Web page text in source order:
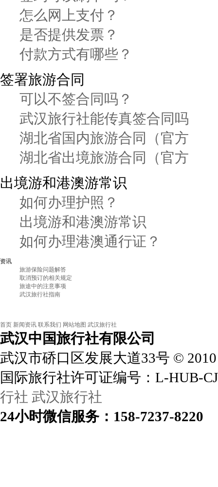
怎么网上支付？
是否提供发票？
付款方式有哪些？
签署旅游合同
可以不签合同吗？
武汉旅行社能传真签合同吗
湖北省国内旅游合同（官方
湖北省出境旅游合同（官方
出境游和港澳游常识
如何办理护照？
出境游和港澳游常识
如何办理港澳通行证？
资讯
旅游保险问题解答
取消预订的相关规定
旅途中的注意事项
武汉旅行社指南
首页 新闻资讯 联系我们 网站地图 武汉旅行社
武汉中国旅行社有限公司
武汉市硚口区发展大道33号 ©
国际旅行社许可证编号：L-HUB-
行社 武汉旅行社
24小时微信服务：158-7237-8220